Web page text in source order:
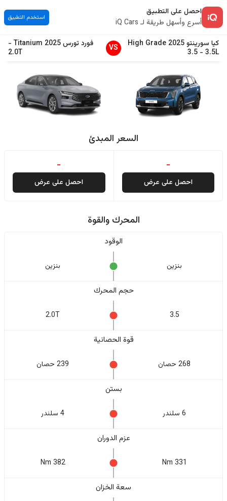
احصل على التطبيق
أسرع وأسهل طريقة لـ iQ Cars
استخدم التطبيق
كيا سورينتو2025
High Grade
3.5L
-
3.5
VS فوردتورس2025
Titanium
-
2.0T
السعر المبدئ
-
احصل على عرض
-
احصل على عرض
المحرك والقوة
الوقود
بنزين بنزين
حجم المحرك
3.5
2.0T
قوة الحصانية
268 حصان 239 حصان
بستن
6 سلندر 4 سلندر
عزم الدوران
331 Nm
382 Nm
سعة الخزان